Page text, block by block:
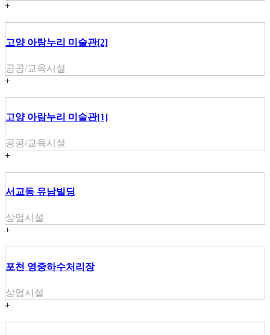
+
고양 아람누리 미술관[2]
공공/교육시설
+
고양 아람누리 미술관[1]
공공/교육시설
+
서교동 유남빌딩
상업시설
+
포천 영중하수처리장
상업시설
+